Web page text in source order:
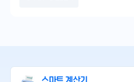
스마트 계산기